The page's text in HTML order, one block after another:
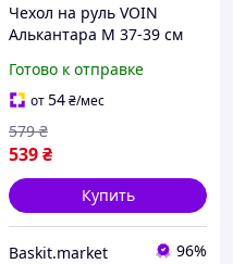
Чехол на руль VOIN
Алькантара M 37-39 см
Готово к отправке
от54₴/мес
539₴
579 ₴
Купить
Baskit.market 96%